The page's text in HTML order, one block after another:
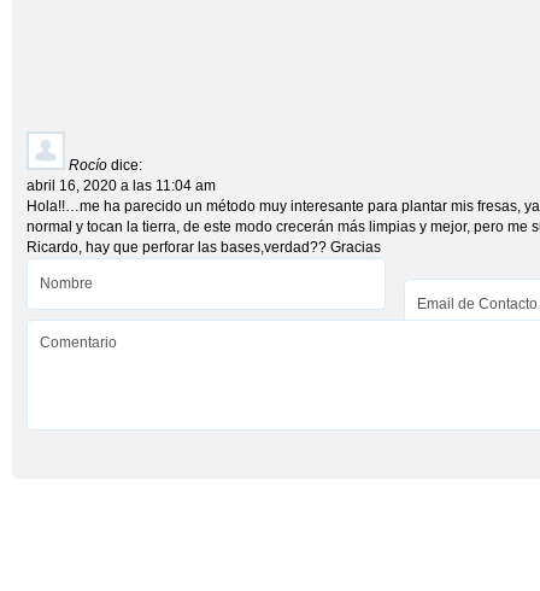
Rocío dice:
abril 16, 2020 a las 11:04 am
Hola!!…me ha parecido un método muy interesante para plantar mis fresas,
normal y tocan la tierra, de este modo crecerán más limpias y mejor, pero me
Ricardo, hay que perforar las bases,verdad?? Gracias